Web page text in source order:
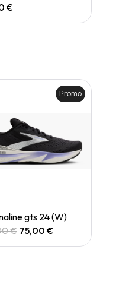
€
Quick View
Promo
gts 24 (W)
€ 75,00 €